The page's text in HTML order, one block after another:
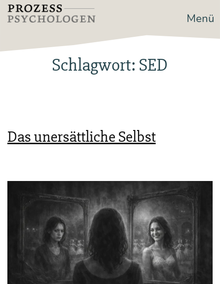
Zum
Inhalt
Prozesspsychologen Menü
Schlagwort: SED
Das unersättliche Selbst